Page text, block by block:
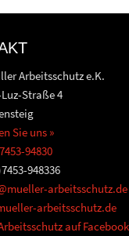
Arbeitsschutz e.K.
Straße 4
Sie uns »
94830
948336
arbeitsschutz.de
arbeitsschutz.de
auf Facebook